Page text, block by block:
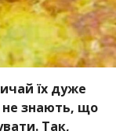
їх дуже
не знають, що
Так,